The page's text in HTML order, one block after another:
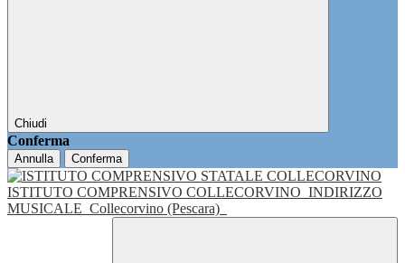
Chiudi
Conferma
Annulla Conferma
ISTITUTO COMPRENSIVO COLLECORVINO INDIRIZZO
MUSICALE Collecorvino (Pescara)